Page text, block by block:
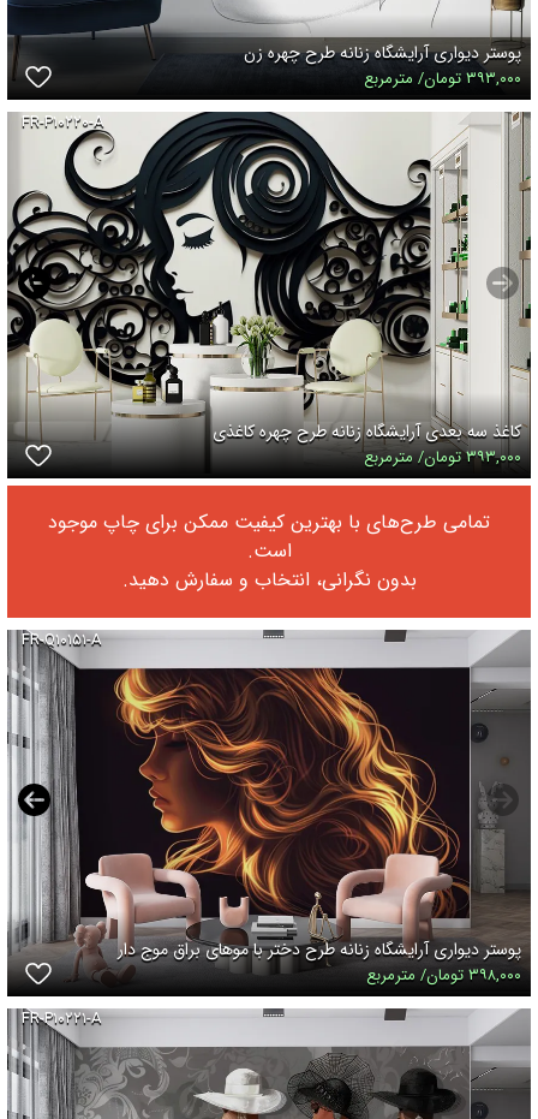
پوستر دیواری آرایشگاه زنانه طرح چهره زن
۳۹۳,۰۰۰ تومان/ مترمربع
FR-P۱۰۲۲۰-A
کاغذ سه بعدی آرایشگاه زنانه طرح چهره کاغذی
۳۹۳,۰۰۰ تومان/ مترمربع
تمامی طرح‌های با بهترین کیفیت ممکن برای چاپ موجود
است.
بدون نگرانی، انتخاب و سفارش دهید.
FR-Q۱۰۱۵۱-A
پوستر دیواری آرایشگاه زنانه طرح دختر با موهای براق موج دار
۳۹۸,۰۰۰ تومان/ مترمربع
FR-P۱۰۲۲۱-A